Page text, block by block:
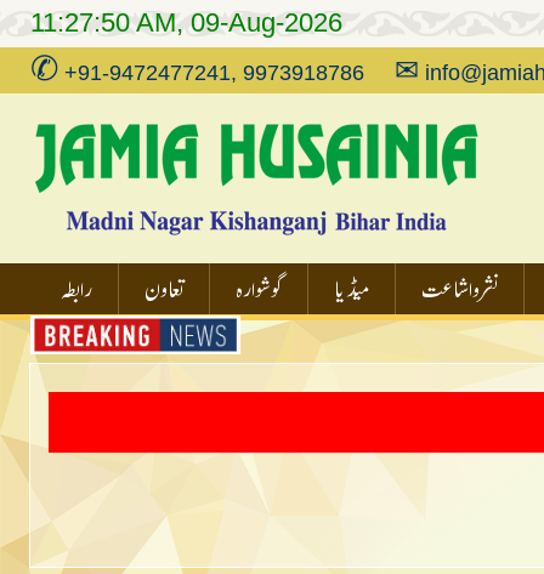
11:27:50 AM, 09-Aug-2026
✆ +91-9472477241, 9973918786 ✉
نشر و اشاعت میڈیا گوشوارہ تعاون رابطہ